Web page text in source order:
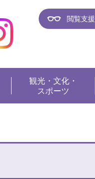
閲覧支援
観光・文化・
スポーツ